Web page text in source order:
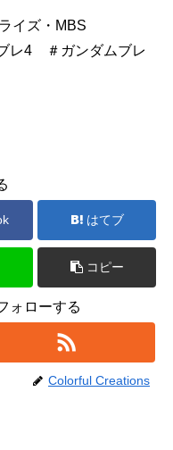
イズ・MBS
レ4 ＃ガンダムブレ
はてブ
コピー
ォローする
Colorful Creations